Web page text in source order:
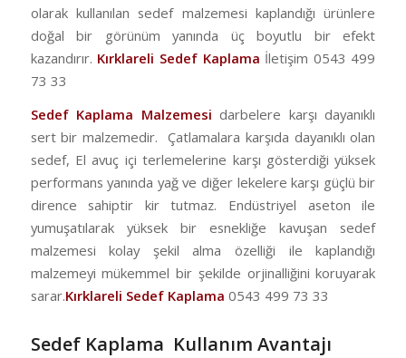
olarak kullanılan sedef malzemesi kaplandığı ürünlere
doğal bir görünüm yanında üç boyutlu bir efekt
kazandırır. Kırklareli Sedef Kaplama İletişim 0543 499
73 33
Sedef Kaplama Malzemesi darbelere karşı dayanıklı
sert bir malzemedir. Çatlamalara karşıda dayanıklı olan
sedef, El avuç içi terlemelerine karşı gösterdiği yüksek
performans yanında yağ ve diğer lekelere karşı güçlü bir
dirence sahiptir kir tutmaz. Endüstriyel aseton ile
yumuşatılarak yüksek bir esnekliğe kavuşan sedef
malzemesi kolay şekil alma özelliği ile kaplandığı
malzemeyi mükemmel bir şekilde orjinalliğini koruyarak
sarar.Kırklareli Sedef Kaplama 0543 499 73 33
Sedef Kaplama Kullanım Avantajı